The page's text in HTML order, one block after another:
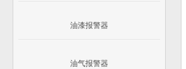
油漆报警器
油气报警器